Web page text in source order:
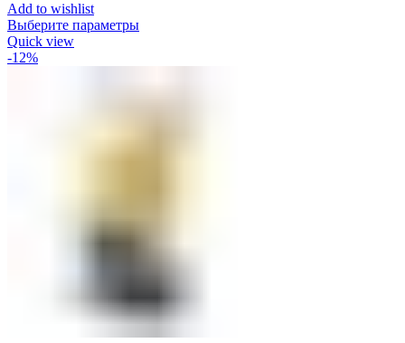
Add to wishlist
Выберите параметры
Quick view
-12%